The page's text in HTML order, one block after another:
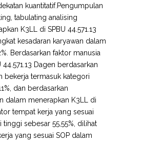
kuantitatif.Pengumpulan
tabulating analising
K3LL di SPBU 44.571.13
kesadaran karyawan dalam
Berdasarkan faktor manusia
Dagen berdasarkan
bekerja termasuk kategori
dan berdasarkan
dalam menerapkan K3LL di
tempat kerja yang sesuai
sebesar 55,55%, dilihat
yang sesuai SOP dalam